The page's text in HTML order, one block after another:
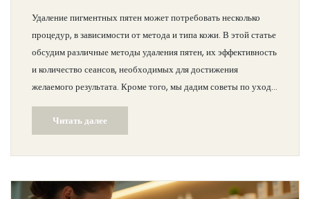
Удаление пигментных пятен может потребовать несколько
процедур, в зависимости от метода и типа кожи. В этой статье
обсудим различные методы удаления пятен, их эффективность
и количество сеансов, необходимых для достижения
желаемого результата. Кроме того, мы дадим советы по уходу
за кожей после процедур, чтобы сохранить её здоровье и
красоту.Читать далее